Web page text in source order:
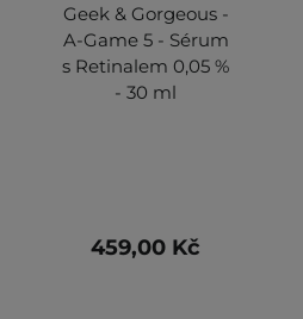
Geek & Gorgeous -
A-Game 5 - Sérum
s Retinalem 0,05 %
- 30 ml
459,00 Kč